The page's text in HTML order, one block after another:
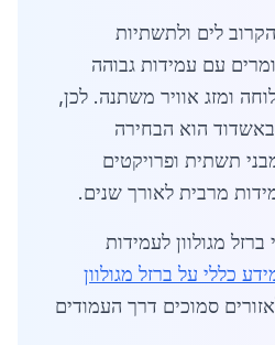
לים ולתשתיות
עם עמידות גבוהה
ומזג אוויר משתנה. לכן,
באשדוד הוא הבחירה
תשתית ופרויקטים
מרבית לאורך שנים.
מגולוון לעמידות
כללי על ברזל מגולוון
סמוכים דרך העמודים